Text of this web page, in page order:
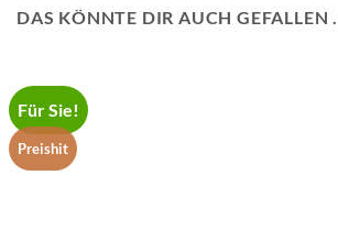
DAS KÖNNTE DIR AUCH GEFALLEN …
Für Sie!
Preishit